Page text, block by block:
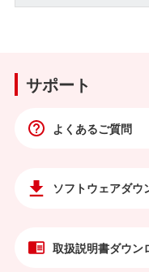
サポート
よくあるご質問
ソフトウェアダウ
取扱説明書ダウン